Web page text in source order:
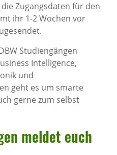
Zugangsdaten für den
ihr 1-2 Wochen vor
Studiengängen
Intelligence,
und
geht es um smarte
gerne zum selbst
meldet euch